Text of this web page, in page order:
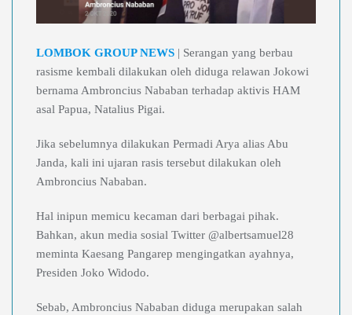
LOMBOK GROUP NEWS | Serangan yang berbau
rasisme kembali dilakukan oleh diduga relawan Jokowi
bernama Ambroncius Nababan terhadap aktivis HAM
asal Papua, Natalius Pigai.
Jika sebelumnya dilakukan Permadi Arya alias Abu
Janda, kali ini ujaran rasis tersebut dilakukan oleh
Ambroncius Nababan.
Hal inipun memicu kecaman dari berbagai pihak.
Bahkan, akun media sosial Twitter @albertsamuel28
meminta Kaesang Pangarep mengingatkan ayahnya,
Presiden Joko Widodo.
Sebab, Ambroncius Nababan diduga merupakan salah